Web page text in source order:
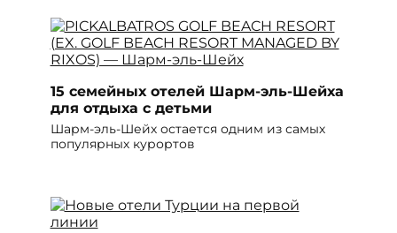
15 семейных отелей Шарм-эль-Шейха
для отдыха с детьми
Шарм-эль-Шейх остается одним из самых
популярных курортов